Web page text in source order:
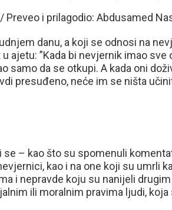
Preveo i prilagodio: Abdusamed
danu, a koji se odnosi na
ajetu: ”Kada bi nevjernik imao sve
samo da se otkupi. A kada oni
presuđeno, neće im se ništa
– kao što su spomenuli
kao i na one koji su umrli
i nepravde koju su nanijeli
ili moralnim pravima ljudi, koja